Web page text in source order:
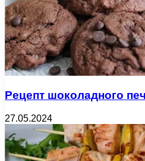
Рецепт шоколадного
27.05.2024